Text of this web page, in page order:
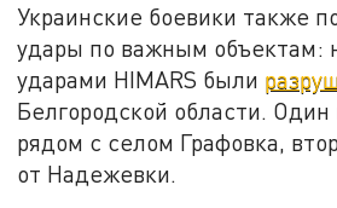
Украинские боевики также
удары по важным объектам:
ударами HIMARS были
Белгородской области. Один
рядом с селом Графовка,
от Надежевки.